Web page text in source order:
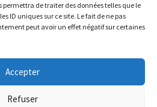
permettra de traiter des données telles que le
ID uniques sur ce site. Le fait de ne pas
peut avoir un effet négatif sur certaines
Accepter
Refuser
des petits prix sur le site ! Bel été